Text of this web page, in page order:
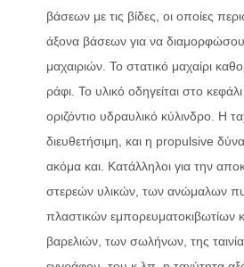
βάσεων με τις βίδες, οι οποίες
άξονα βάσεων για να
μαχαιριών. Το στατικό μαχαίρι
ράφι. Το υλικό οδηγείται στο
οριζόντιο υδραυλικό κύλινδρο. Η
διευθετήσιμη, και η propulsive
ακόμα και. Κατάλληλοι για την
στερεών υλικών, των ανώμαλων
πλαστικών εμπορευματοκιβωτίων
βαρελιών, των σωλήνων, της